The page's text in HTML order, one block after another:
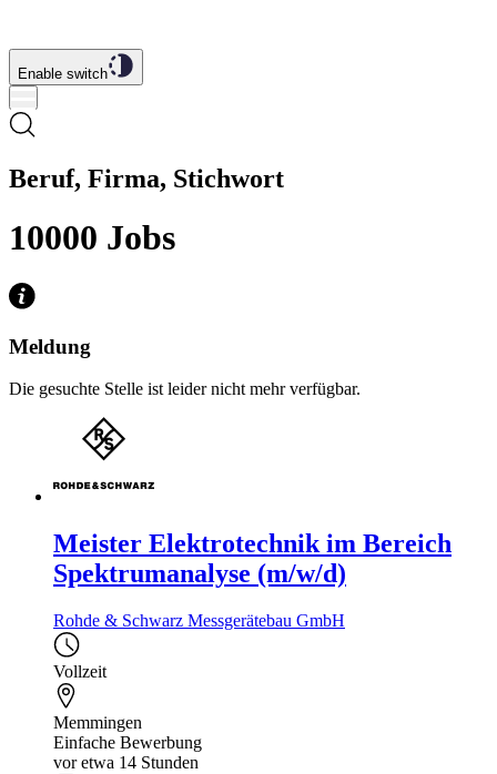
Enable switch
Beruf, Firma, Stichwort
10000 Jobs
Meldung
Die gesuchte Stelle ist leider nicht mehr verfügbar.
Meister Elektrotechnik im Bereich
Spektrumanalyse (m/w/d)
Rohde & Schwarz Messgerätebau GmbH
Vollzeit
Memmingen
Einfache Bewerbung
vor etwa 14 Stunden